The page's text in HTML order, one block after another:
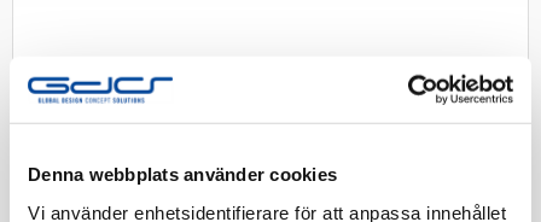
Denna webbplats använder cookies
Vi använder enhetsidentifierare för att anpassa innehållet
Flexrör HF 16/4G1,5 FQ tvinnad